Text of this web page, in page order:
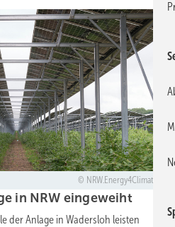
NRW.Energy4Climate
in NRW eingeweiht
der Anlage in Wadersloh leisten